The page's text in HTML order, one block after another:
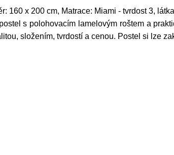
160 x 200 cm, Matrace: Miami - tvrdost 3,
s polohovacím lamelovým roštem a
složením, tvrdostí a cenou. Postel si lze